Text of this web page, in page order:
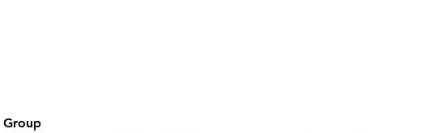
Group